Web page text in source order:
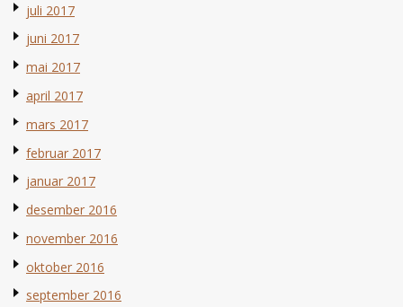
juli 2017
juni 2017
mai 2017
april 2017
mars 2017
februar 2017
januar 2017
desember 2016
november 2016
oktober 2016
september 2016